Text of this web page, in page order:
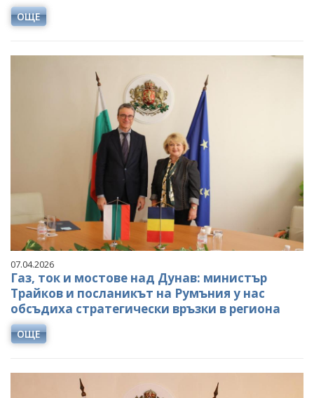
ОЩЕ
07.04.2026
Газ, ток и мостове над Дунав: министър
Трайков и посланикът на Румъния у нас
обсъдиха стратегически връзки в региона
ОЩЕ